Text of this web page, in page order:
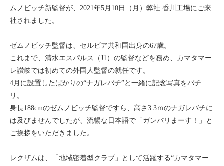
ムノビッチ新監督が、2021年5月10日（月）弊社 香川工場にご来
社されました。
ゼムノビッチ監督は、セルビア共和国出身の67歳。
これまで、清水エスパルス（J1）の監督などを務め、カマタマー
レ讃岐では初めての外国人監督の就任です。
4月に設置したばかりの“ナガレバチ”と一緒に記念写真をパチ
リ。
身長188cmのゼムノビッチ監督ですら、高さ3.3ｍのナガレバチに
は及びませんでしたが、流暢な日本語で「ガンバリまーす！」と
ご挨拶をいただきました。
レクザムは、「地域密着型クラブ」として活躍する“カマタマー